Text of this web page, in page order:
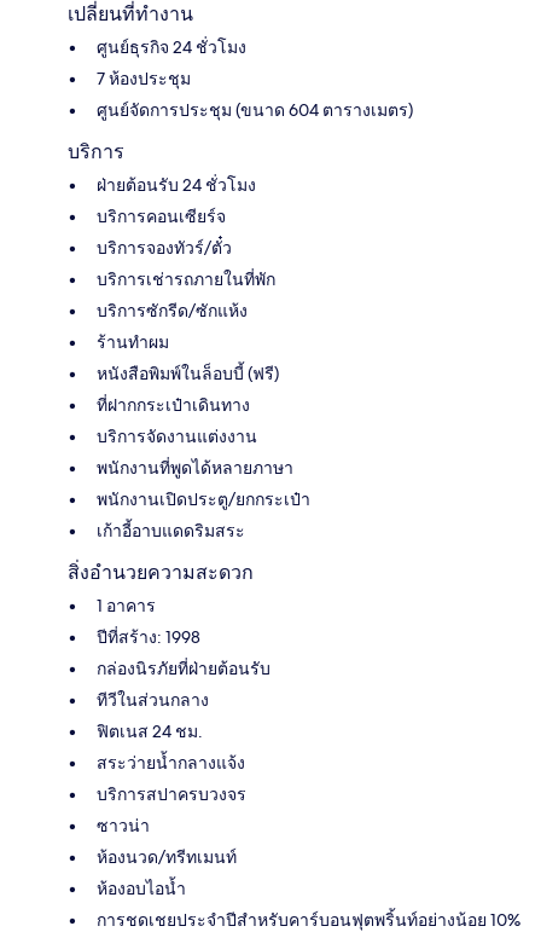
เปลี่ยนที่ทำงาน
ศูนย์ธุรกิจ 24 ชั่วโมง
7 ห้องประชุม
ศูนย์จัดการประชุม (ขนาด 604 ตารางเมตร)
บริการ
ฝ่ายต้อนรับ 24 ชั่วโมง
บริการคอนเซียร์จ
บริการจองทัวร์/ตั๋ว
บริการเช่ารถภายในที่พัก
บริการซักรีด/ซักแห้ง
ร้านทำผม
หนังสือพิมพ์ในล็อบบี้ (ฟรี)
ที่ฝากกระเป๋าเดินทาง
บริการจัดงานแต่งงาน
พนักงานที่พูดได้หลายภาษา
พนักงานเปิดประตู/ยกกระเป๋า
เก้าอี้อาบแดดริมสระ
สิ่งอำนวยความสะดวก
1 อาคาร
ปีที่สร้าง: 1998
กล่องนิรภัยที่ฝ่ายต้อนรับ
ทีวีในส่วนกลาง
ฟิตเนส 24 ชม.
สระว่ายน้ำกลางแจ้ง
บริการสปาครบวงจร
ซาวน่า
ห้องนวด/ทรีทเมนท์
ห้องอบไอน้ำ
การชดเชยประจำปีสำหรับคาร์บอนฟุตพริ้นท์อย่างน้อย 10%